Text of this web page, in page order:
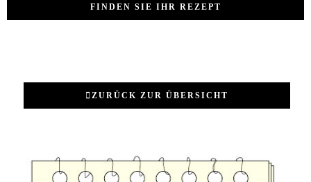
FINDEN SIE IHR REZEPT
ZURÜCK ZUR ÜBERSICHT